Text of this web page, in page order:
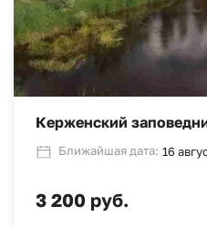
Керженский
Ближайшая дата: 16
3 200 руб.